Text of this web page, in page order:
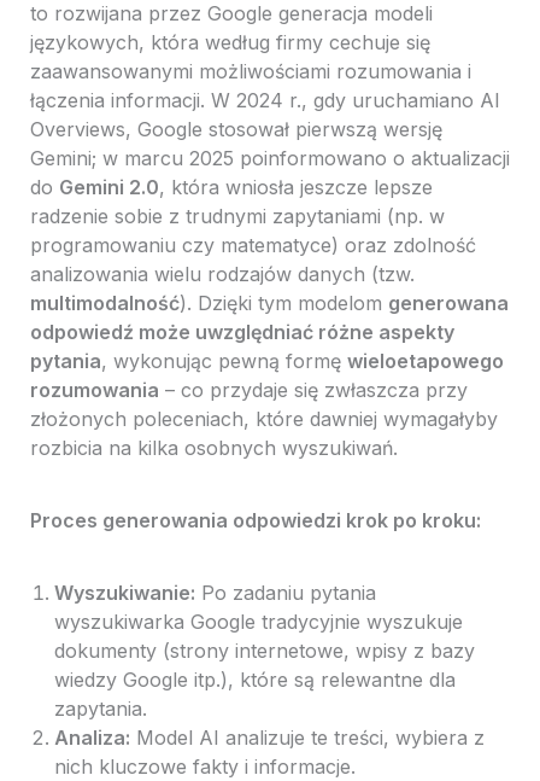
to rozwijana przez Google generacja modeli
językowych, która według firmy cechuje się
zaawansowanymi możliwościami rozumowania i
łączenia informacji. W 2024 r., gdy uruchamiano AI
Overviews, Google stosował pierwszą wersję
Gemini; w marcu 2025 poinformowano o aktualizacji
do Gemini 2.0, która wniosła jeszcze lepsze
radzenie sobie z trudnymi zapytaniami (np. w
programowaniu czy matematyce) oraz zdolność
analizowania wielu rodzajów danych (tzw.
multimodalność). Dzięki tym modelom generowana
odpowiedź może uwzględniać różne aspekty
pytania, wykonując pewną formę wieloetapowego
rozumowania – co przydaje się zwłaszcza przy
złożonych poleceniach, które dawniej wymagałyby
rozbicia na kilka osobnych wyszukiwań.
Proces generowania odpowiedzi krok po kroku:
Wyszukiwanie: Po zadaniu pytania
wyszukiwarka Google tradycyjnie wyszukuje
dokumenty (strony internetowe, wpisy z bazy
wiedzy Google itp.), które są relewantne dla
zapytania.
Analiza: Model AI analizuje te treści, wybiera z
nich kluczowe fakty i informacje.